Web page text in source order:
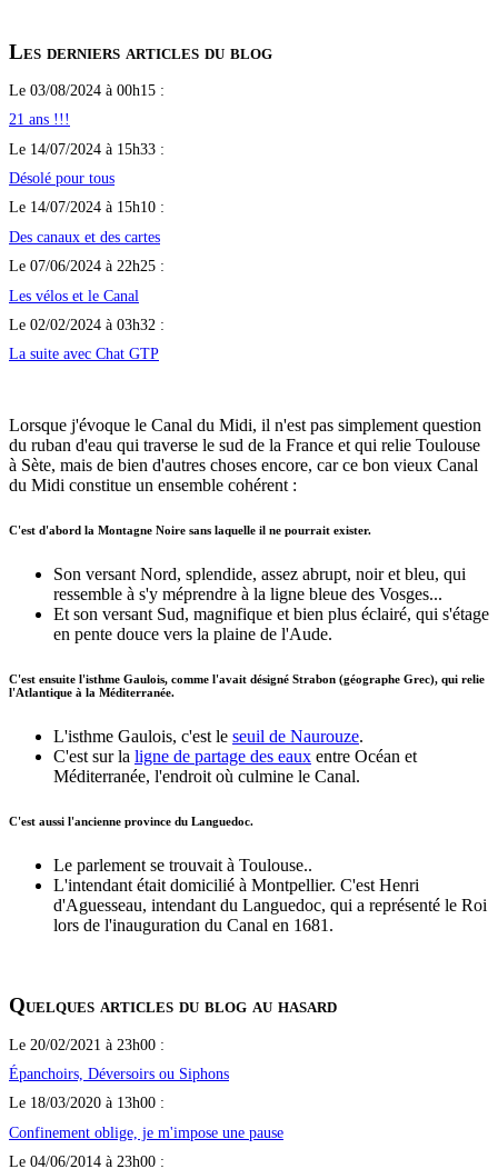
Les derniers articles du blog
Le 03/08/2024 à 00h15 :
21 ans !!!
Le 14/07/2024 à 15h33 :
Désolé pour tous
Le 14/07/2024 à 15h10 :
Des canaux et des cartes
Le 07/06/2024 à 22h25 :
Les vélos et le Canal
Le 02/02/2024 à 03h32 :
La suite avec Chat GTP
Lorsque j'évoque le Canal du Midi, il n'est pas simplement question
du ruban d'eau qui traverse le sud de la France et qui relie Toulouse
à Sète, mais de bien d'autres choses encore, car ce bon vieux Canal
du Midi constitue un ensemble cohérent :
C'est d'abord la Montagne Noire sans laquelle il ne pourrait exister.
Son versant Nord, splendide, assez abrupt, noir et bleu, qui
ressemble à s'y méprendre à la ligne bleue des Vosges...
Et son versant Sud, magnifique et bien plus éclairé, qui s'étage
en pente douce vers la plaine de l'Aude.
C'est ensuite l'isthme Gaulois, comme l'avait désigné Strabon (géographe Grec), qui relie
l'Atlantique à la Méditerranée.
L'isthme Gaulois, c'est le seuil de Naurouze.
C'est sur la ligne de partage des eaux entre Océan et
Méditerranée, l'endroit où culmine le Canal.
C'est aussi l'ancienne province du Languedoc.
Le parlement se trouvait à Toulouse..
L'intendant était domicilié à Montpellier. C'est Henri
d'Aguesseau, intendant du Languedoc, qui a représenté le Roi
lors de l'inauguration du Canal en 1681.
Quelques articles du blog au hasard
Le 20/02/2021 à 23h00 :
Épanchoirs, Déversoirs ou Siphons
Le 18/03/2020 à 13h00 :
Confinement oblige, je m'impose une pause
Le 04/06/2014 à 23h00 :